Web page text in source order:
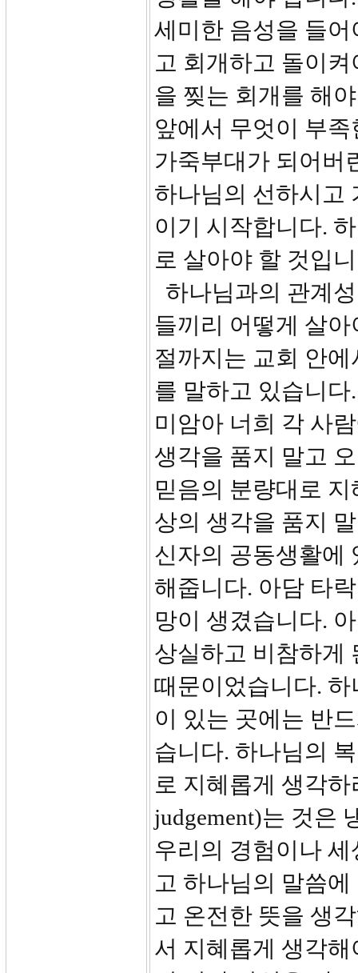
세미한 음성을 들
고 회개하고 돌이
을 찢는 회개를 해
앞에서 무엇이 부
가죽부대가 되어버
하나님의 선하시고
이기 시작합니다.
로 살아야 할 것입
하나님과의 관계
들끼리 어떻게 살
절까지는 교회 안
를 말하고 있습니
미암아 너희 각 사
생각을 품지 말고
믿음의 분량대로
상의 생각을 품지
신자의 공동생활에
해줍니다. 아담 타
망이 생겼습니다.
상실하고 비참하게
때문이었습니다.
이 있는 곳에는 반
습니다. 하나님의
로 지혜롭게 생각
judgement)는 것은
우리의 경험이나
고 하나님의 말씀
고 온전한 뜻을 생
서 지혜롭게 생각